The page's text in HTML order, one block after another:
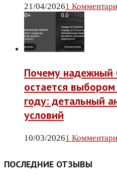
21/04/20261
Почему надежный
остается
году: детальный
условий
10/03/20261
ПОСЛЕДНИЕ ОТЗЫВЫ